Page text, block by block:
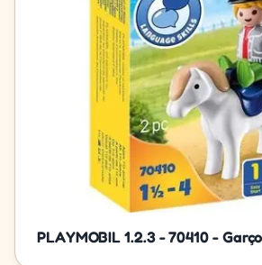
PLAYMOBIL 1.2.3 - 70410 -